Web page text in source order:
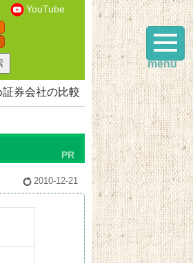
YouTube
証券会社の比較
2010-12-21
menu